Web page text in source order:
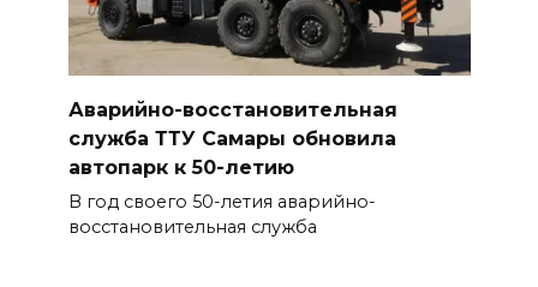
Аварийно-восстановительная
служба ТТУ Самары обновила
автопарк к 50-летию
В год своего 50-летия аварийно-
восстановительная служба